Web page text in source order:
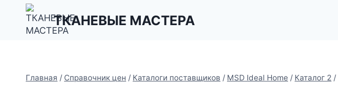
Перейти
содержимому
ТКАНЕВЫЕ МАСТЕРА
Главная / Справочник цен / Каталоги поставщиков / MSD Ideal Home / Каталог 2 /